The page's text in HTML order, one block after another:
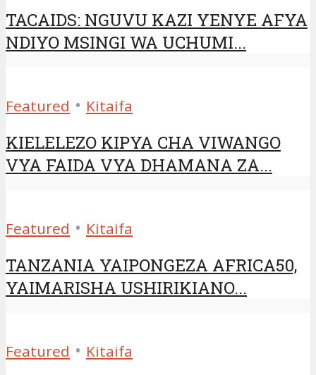
TACAIDS: NGUVU KAZI YENYE AFYA
NDIYO MSINGI WA UCHUMI...
Featured • Kitaifa
KIELELEZO KIPYA CHA VIWANGO
VYA FAIDA VYA DHAMANA ZA...
Featured • Kitaifa
TANZANIA YAIPONGEZA AFRICA50,
YAIMARISHA USHIRIKIANO...
Featured • Kitaifa